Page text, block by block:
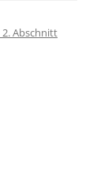
Abschnitt